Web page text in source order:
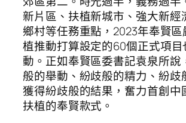
新片區、扶植新城市、強大新經
鄉村等任務重點，2023年奉賢
植推動打算設定的60個正式項
動。正如奉賢區委書記袁泉所說
般的舉動、紛歧般的精力、紛歧
獲得紛歧般的結果，奮力首創中
扶植的奉賢款式。